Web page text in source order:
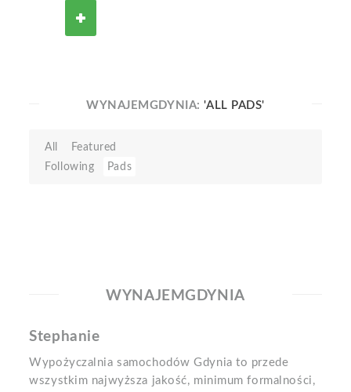
WYNAJEMGDYNIA:'ALL PADS'
All
Featured
Following
Pads
WYNAJEMGDYNIA
Stephanie
Wypożyczalnia samochodów Gdynia to przede
wszystkim najwyższa jakość, minimum formalności,